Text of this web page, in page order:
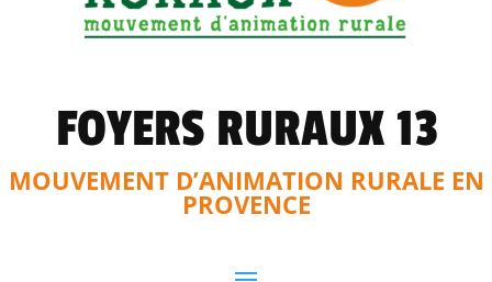
FOYERS RURAUX 13
MOUVEMENT D’ANIMATION RURALE EN
PROVENCE